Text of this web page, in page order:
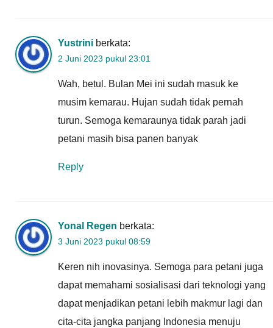
Yustrini berkata:
2 Juni 2023 pukul 23:01
Wah, betul. Bulan Mei ini sudah masuk ke
musim kemarau. Hujan sudah tidak pernah
turun. Semoga kemaraunya tidak parah jadi
petani masih bisa panen banyak
Reply
Yonal Regen berkata:
3 Juni 2023 pukul 08:59
Keren nih inovasinya. Semoga para petani juga
dapat memahami sosialisasi dari teknologi yang
dapat menjadikan petani lebih makmur lagi dan
cita-cita jangka panjang Indonesia menuju